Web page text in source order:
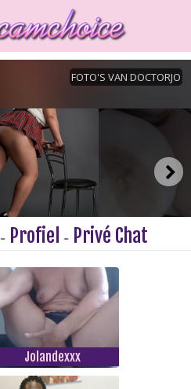
- Profiel - Privé Chat
Jolandexxx